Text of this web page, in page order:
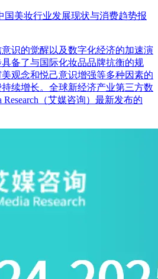
国美妆行业发展现状与消费趋势报
识的觉醒以及数字化经济的加速演
备了与国际化妆品品牌抗衡的规
观念和悦己意识增强等多种因素的
续增长。全球新经济产业第三方数
（艾媒咨询）最新发布的